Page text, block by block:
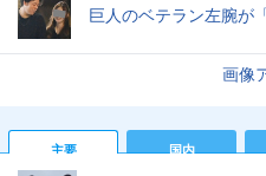
巨人のベテラン左腕が
画像
主要 国内